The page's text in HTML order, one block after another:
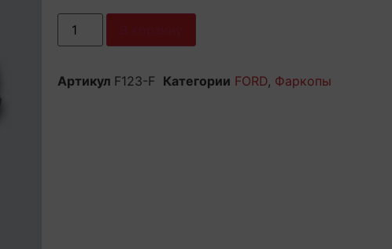
Артикул F123-F Категории FORD, Фаркопы